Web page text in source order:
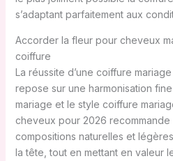
s’adaptant parfaitement aux
Accorder la fleur pour cheveux
coiffure
La réussite d’une coiffure
repose sur une harmonisation
mariage et le style coiffure
cheveux pour 2026 recommande
compositions naturelles et
la tête, tout en mettant en valeur